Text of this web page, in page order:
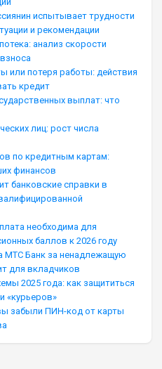
испытывает трудности
и рекомендации
анализ скорости
или потеря работы: действия
кредит
выплат: что
лиц: рост числа
по кредитным картам:
финансов
банковские справки в
необходима для
баллов к 2026 году
Банк за ненадлежащую
для вкладчиков
2025 года: как защититься
«курьеров»
забыли ПИН-код от карты